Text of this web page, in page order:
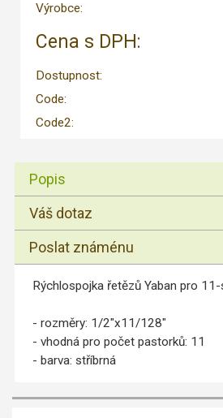
Výrobce:
Cena s DPH:
Dostupnost:
Code:
Code2:
Popis
Váš dotaz
Poslat známénu
Rýchlospojka řetězů Yaban pro
- rozměry: 1/2"x11/128"
- vhodná pro počet pastorků: 11
- barva: stříbrná